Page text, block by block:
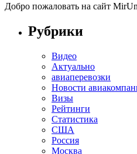
Добро пожаловать на сайт
Рубрики
Видео
Актуально
авиаперевозки
Новости
Визы
Рейтинги
Статистика
США
Россия
Москва